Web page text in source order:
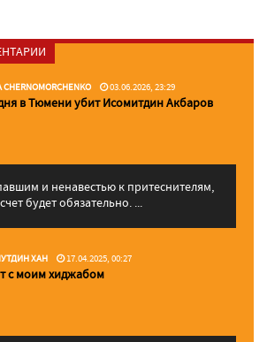
CHERNOMORCHENKO 03.06.2026, 23:29
в Тюмени убит Исомитдин Акбаров
и ненавестью к притеснителям,
будет обязательно. ...
ХАН 17.04.2025, 00:27
с моим хиджабом